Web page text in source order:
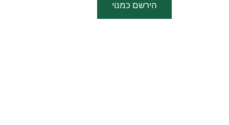
הירשם כמנוי